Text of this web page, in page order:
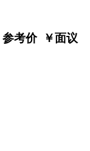
参考价 ￥面议